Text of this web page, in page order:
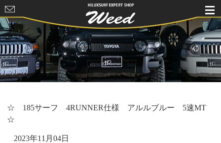
HILUXSURF
EXPERT
SHOP Weed
☆ 185サーフ 4RUNNER仕様 アルルブルー 5速MT
☆
2023年11月04日